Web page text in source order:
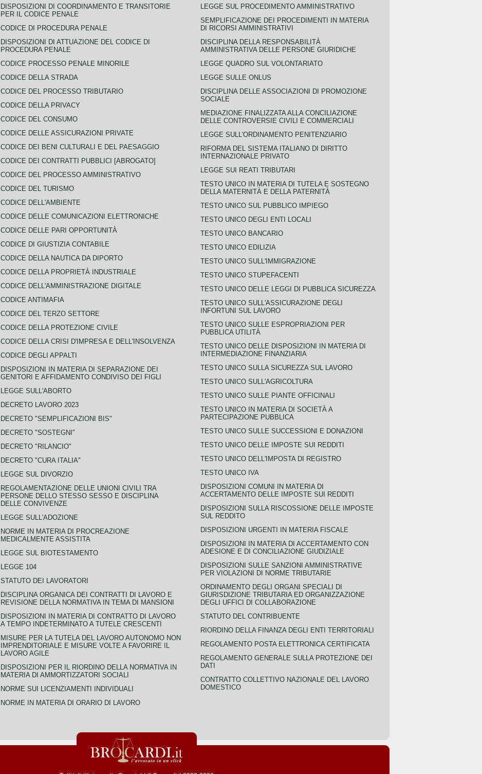
DISPOSIZIONI DI COORDINAMENTO E TRANSITORIE
PER IL CODICE PENALE
CODICE DI PROCEDURA PENALE
DISPOSIZIONI DI ATTUAZIONE DEL CODICE DI
PROCEDURA PENALE
CODICE PROCESSO PENALE MINORILE
CODICE DELLA STRADA
CODICE DEL PROCESSO TRIBUTARIO
CODICE DELLA PRIVACY
CODICE DEL CONSUMO
CODICE DELLE ASSICURAZIONI PRIVATE
CODICE DEI BENI CULTURALI E DEL PAESAGGIO
CODICE DEI CONTRATTI PUBBLICI [ABROGATO]
CODICE DEL PROCESSO AMMINISTRATIVO
CODICE DEL TURISMO
CODICE DELL'AMBIENTE
CODICE DELLE COMUNICAZIONI ELETTRONICHE
CODICE DELLE PARI OPPORTUNITÀ
CODICE DI GIUSTIZIA CONTABILE
CODICE DELLA NAUTICA DA DIPORTO
CODICE DELLA PROPRIETÀ INDUSTRIALE
CODICE DELL'AMMINISTRAZIONE DIGITALE
CODICE ANTIMAFIA
CODICE DEL TERZO SETTORE
CODICE DELLA PROTEZIONE CIVILE
CODICE DELLA CRISI D'IMPRESA E DELL'INSOLVENZA
CODICE DEGLI APPALTI
DISPOSIZIONI IN MATERIA DI SEPARAZIONE DEI
GENITORI E AFFIDAMENTO CONDIVISO DEI FIGLI
LEGGE SULL'ABORTO
DECRETO LAVORO 2023
DECRETO "SEMPLIFICAZIONI BIS"
DECRETO "SOSTEGNI"
DECRETO "RILANCIO"
DECRETO "CURA ITALIA"
LEGGE SUL DIVORZIO
REGOLAMENTAZIONE DELLE UNIONI CIVILI TRA
PERSONE DELLO STESSO SESSO E DISCIPLINA
DELLE CONVIVENZE
LEGGE SULL'ADOZIONE
NORME IN MATERIA DI PROCREAZIONE
MEDICALMENTE ASSISTITA
LEGGE SUL BIOTESTAMENTO
LEGGE 104
STATUTO DEI LAVORATORI
DISCIPLINA ORGANICA DEI CONTRATTI DI LAVORO E
REVISIONE DELLA NORMATIVA IN TEMA DI MANSIONI
DISPOSIZIONI IN MATERIA DI CONTRATTO DI LAVORO
A TEMPO INDETERMINATO A TUTELE CRESCENTI
MISURE PER LA TUTELA DEL LAVORO AUTONOMO NON
IMPRENDITORIALE E MISURE VOLTE A FAVORIRE IL
LAVORO AGILE
DISPOSIZIONI PER IL RIORDINO DELLA NORMATIVA IN
MATERIA DI AMMORTIZZATORI SOCIALI
NORME SUI LICENZIAMENTI INDIVIDUALI
NORME IN MATERIA DI ORARIO DI LAVORO
LEGGE SUL PROCEDIMENTO AMMINISTRATIVO
SEMPLIFICAZIONE DEI PROCEDIMENTI IN MATERIA
DI RICORSI AMMINISTRATIVI
DISCIPLINA DELLA RESPONSABILITÀ
AMMINISTRATIVA DELLE PERSONE GIURIDICHE
LEGGE QUADRO SUL VOLONTARIATO
LEGGE SULLE ONLUS
DISCIPLINA DELLE ASSOCIAZIONI DI PROMOZIONE
SOCIALE
MEDIAZIONE FINALIZZATA ALLA CONCILIAZIONE
DELLE CONTROVERSIE CIVILI E COMMERCIALI
LEGGE SULL'ORDINAMENTO PENITENZIARIO
RIFORMA DEL SISTEMA ITALIANO DI DIRITTO
INTERNAZIONALE PRIVATO
LEGGE SUI REATI TRIBUTARI
TESTO UNICO IN MATERIA DI TUTELA E SOSTEGNO
DELLA MATERNITÀ E DELLA PATERNITÀ
TESTO UNICO SUL PUBBLICO IMPIEGO
TESTO UNICO DEGLI ENTI LOCALI
TESTO UNICO BANCARIO
TESTO UNICO EDILIZIA
TESTO UNICO SULL'IMMIGRAZIONE
TESTO UNICO STUPEFACENTI
TESTO UNICO DELLE LEGGI DI PUBBLICA SICUREZZA
TESTO UNICO SULL'ASSICURAZIONE DEGLI
INFORTUNI SUL LAVORO
TESTO UNICO SULLE ESPROPRIAZIONI PER
PUBBLICA UTILITÀ
TESTO UNICO DELLE DISPOSIZIONI IN MATERIA DI
INTERMEDIAZIONE FINANZIARIA
TESTO UNICO SULLA SICUREZZA SUL LAVORO
TESTO UNICO SULL'AGRICOLTURA
TESTO UNICO SULLE PIANTE OFFICINALI
TESTO UNICO IN MATERIA DI SOCIETÀ A
PARTECIPAZIONE PUBBLICA
TESTO UNICO SULLE SUCCESSIONI E DONAZIONI
TESTO UNICO DELLE IMPOSTE SUI REDDITI
TESTO UNICO DELL'IMPOSTA DI REGISTRO
TESTO UNICO IVA
DISPOSIZIONI COMUNI IN MATERIA DI
ACCERTAMENTO DELLE IMPOSTE SUI REDDITI
DISPOSIZIONI SULLA RISCOSSIONE DELLE IMPOSTE
SUL REDDITO
DISPOSIZIONI URGENTI IN MATERIA FISCALE
DISPOSIZIONI IN MATERIA DI ACCERTAMENTO CON
ADESIONE E DI CONCILIAZIONE GIUDIZIALE
DISPOSIZIONI SULLE SANZIONI AMMINISTRATIVE
PER VIOLAZIONI DI NORME TRIBUTARIE
ORDINAMENTO DEGLI ORGANI SPECIALI DI
GIURISDIZIONE TRIBUTARIA ED ORGANIZZAZIONE
DEGLI UFFICI DI COLLABORAZIONE
STATUTO DEL CONTRIBUENTE
RIORDINO DELLA FINANZA DEGLI ENTI TERRITORIALI
REGOLAMENTO POSTA ELETTRONICA CERTIFICATA
REGOLAMENTO GENERALE SULLA PROTEZIONE DEI
DATI
CONTRATTO COLLETTIVO NAZIONALE DEL LAVORO
DOMESTICO